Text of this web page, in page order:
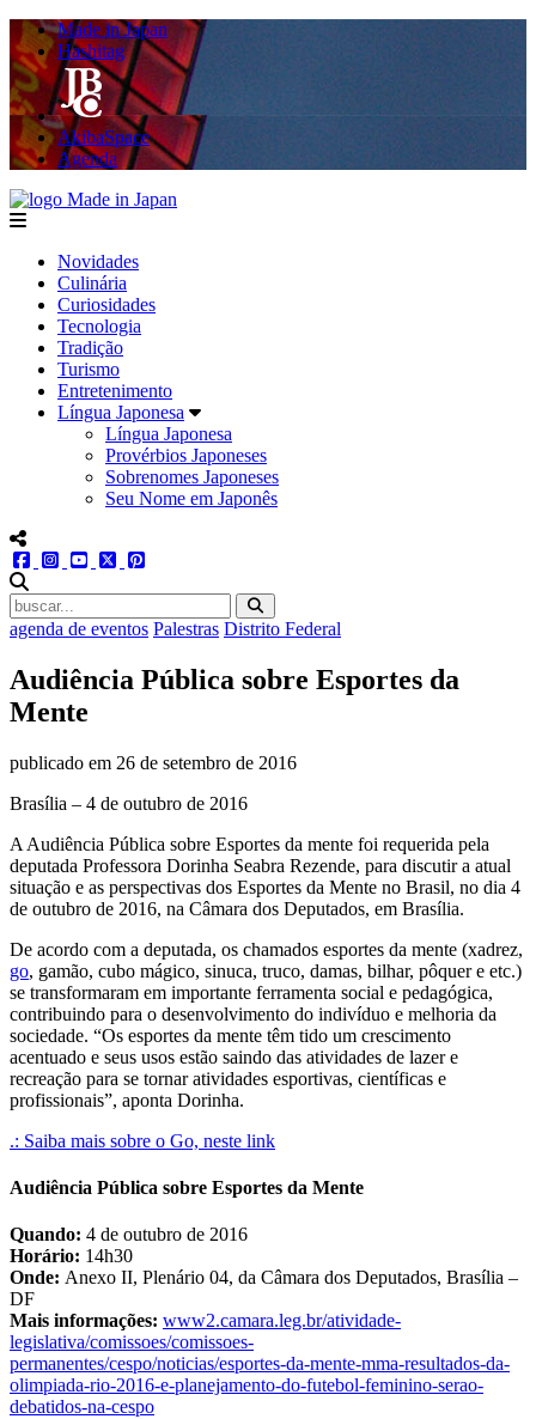
Made in Japan
Hashitag
AkibaSpace
Agenda
menu
Novidades
Culinária
Curiosidades
Tecnologia
Tradição
Turismo
Entretenimento
Língua Japonesa
Língua Japonesa
Provérbios Japoneses
Sobrenomes Japoneses
Seu Nome em Japonês
menu redes social
facebookinstagram
youtube
twitter
agenda de eventos Palestras Distrito Federal
Audiência Pública sobre Esportes da
Mente
publicado em 26 de setembro de 2016
Brasília – 4 de outubro de 2016
A Audiência Pública sobre Esportes da mente foi requerida pela
deputada Professora Dorinha Seabra Rezende, para discutir a atual
situação e as perspectivas dos Esportes da Mente no Brasil, no dia 4
de outubro de 2016, na Câmara dos Deputados, em Brasília.
De acordo com a deputada, os chamados esportes da mente (xadrez,
go, gamão, cubo mágico, sinuca, truco, damas, bilhar, pôquer e etc.)
se transformaram em importante ferramenta social e pedagógica,
contribuindo para o desenvolvimento do indivíduo e melhoria da
sociedade. “Os esportes da mente têm tido um crescimento
acentuado e seus usos estão saindo das atividades de lazer e
recreação para se tornar atividades esportivas, científicas e
profissionais”, aponta Dorinha.
.: Saiba mais sobre o Go, neste link
Audiência Pública sobre Esportes da Mente
Quando: 4 de outubro de 2016
Horário: 14h30
Onde: Anexo II, Plenário 04, da Câmara dos Deputados, Brasília –
DF
Mais informações: www2.camara.leg.br/atividade-
legislativa/comissoes/comissoes-
permanentes/cespo/noticias/esportes-da-mente-mma-resultados-da-
olimpiada-rio-2016-e-planejamento-do-futebol-feminino-serao-
debatidos-na-cespo